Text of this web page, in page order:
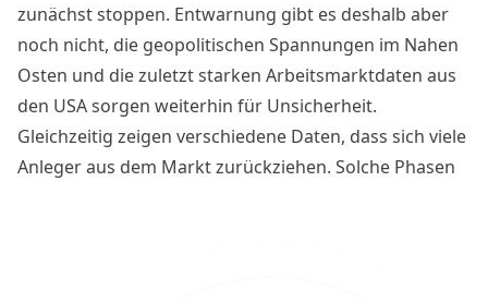
zunächst stoppen. Entwarnung gibt es deshalb aber
noch nicht, die geopolitischen Spannungen im Nahen
Osten und die zuletzt starken Arbeitsmarktdaten aus
den USA sorgen weiterhin für Unsicherheit.
Gleichzeitig zeigen verschiedene Daten, dass sich viele
Anleger aus dem Markt zurückziehen. Solche Phasen